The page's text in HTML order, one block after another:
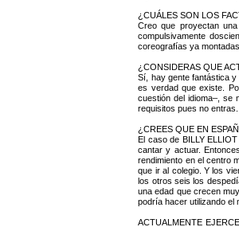
¿CUÁLES SON LOS
Creo que proyectan
compulsivamente
coreografías ya
¿CONSIDERAS QUE
Sí, hay gente fantástica
es verdad que existe.
cuestión del idioma–, se
requisitos pues no
¿CREES QUE EN
El caso de BILLY
cantar y actuar.
rendimiento en el centro
que ir al colegio. Y los
los otros seis los
una edad que crecen
podría hacer utilizando el
ACTUALMENTE